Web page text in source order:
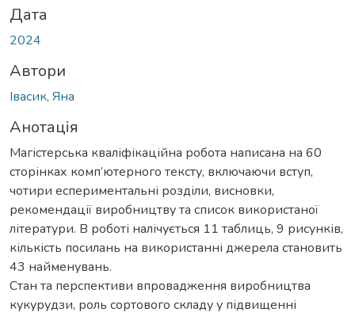
Дата
2024
Автори
Івасик, Яна
Анотація
Магістерська кваліфікаційна робота написана на 60
сторінках комп’ютерного тексту, включаючи вступ,
чотири еспериментальні розділи, висновки,
рекомендації виробництву та список використаної
літератури. В роботі налічується 11 таблиць, 9 рисунків,
кількість посилань на використанні джерела становить
43 найменувань.
Стан та перспективи впровадження виробництва
кукурудзи, роль сортового складу у підвищенні